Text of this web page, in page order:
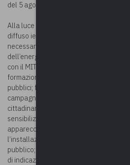
del 5 agosto 2022.
Alla luce del Piano nazionale di
diffuso ieri dal Ministero per la
necessarie per la promozione di un uso
dell’energia, il Dipartimento della
con il MITE un pacchetto di dieci azioni
formazione e campagna di
pubblici; formazione specifica dei
campagna di comunicazione e di
cittadinanza; collaborazione a una
sensibilizzazione nelle scuole; rinnovo
apparecchiature; semplificazioni
l’installazione di impianti fotovoltaici
pubblico; incentivazione delle comunità
di indicazioni specifiche nel Codice di